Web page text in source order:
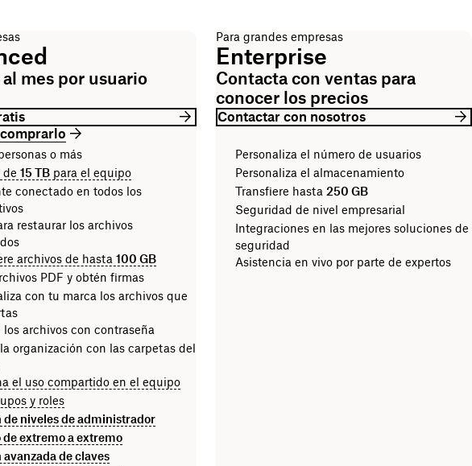
mes por usuario
o más
de 15 TB para el equipo
conectado en todos los
restaurar los archivos
archivos de hasta 100 GB
PDF y obtén firmas
con tu marca los archivos que
los archivos con contraseña
organización con las carpetas del
el uso compartido en el equipo
y roles
de niveles de administrador
extremo a extremo
avanzada de claves
Para grandes empresas
Enterprise
Contacta con ventas para
conocer los precios
Contactar con nosotros
Personaliza el número de usuarios
Personaliza el almacenamiento
Transfiere hasta 250 GB
Seguridad de nivel empresarial
Integraciones en las mejores soluciones de
seguridad
Asistencia en vivo por parte de expertos